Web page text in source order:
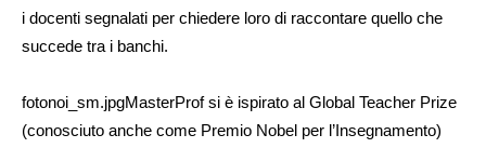
i docenti segnalati per chiedere loro di raccontare quello che
succede tra i banchi.
fotonoi_sm.jpgMasterProf si è ispirato al Global Teacher Prize
(conosciuto anche come Premio Nobel per l’Insegnamento)